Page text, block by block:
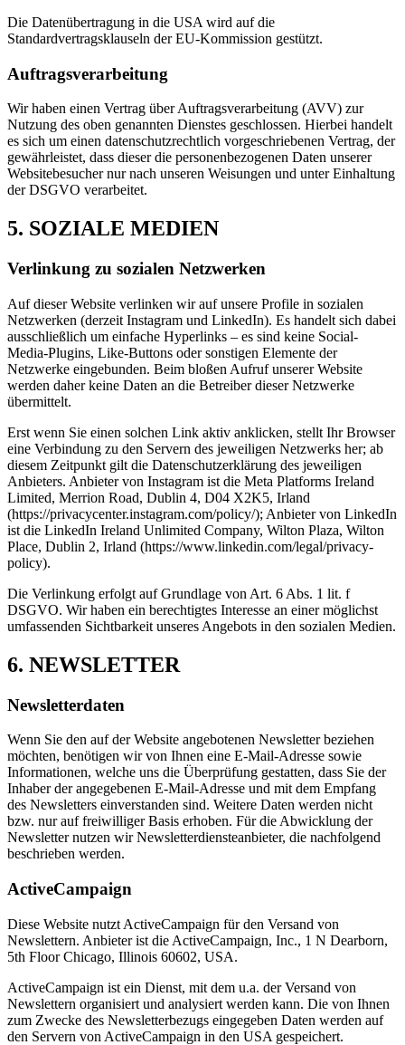
Die Datenübertragung in die USA wird auf die
Standardvertragsklauseln der EU-Kommission gestützt.
Auftragsverarbeitung
Wir haben einen Vertrag über Auftragsverarbeitung (AVV) zur
Nutzung des oben genannten Dienstes geschlossen. Hierbei handelt
es sich um einen datenschutzrechtlich vorgeschriebenen Vertrag, der
gewährleistet, dass dieser die personenbezogenen Daten unserer
Websitebesucher nur nach unseren Weisungen und unter Einhaltung
der DSGVO verarbeitet.
5. SOZIALE MEDIEN
Verlinkung zu sozialen Netzwerken
Auf dieser Website verlinken wir auf unsere Profile in sozialen
Netzwerken (derzeit Instagram und LinkedIn). Es handelt sich dabei
ausschließlich um einfache Hyperlinks – es sind keine Social-
Media-Plugins, Like-Buttons oder sonstigen Elemente der
Netzwerke eingebunden. Beim bloßen Aufruf unserer Website
werden daher keine Daten an die Betreiber dieser Netzwerke
übermittelt.
Erst wenn Sie einen solchen Link aktiv anklicken, stellt Ihr Browser
eine Verbindung zu den Servern des jeweiligen Netzwerks her; ab
diesem Zeitpunkt gilt die Datenschutzerklärung des jeweiligen
Anbieters. Anbieter von Instagram ist die Meta Platforms Ireland
Limited, Merrion Road, Dublin 4, D04 X2K5, Irland
(https://privacycenter.instagram.com/policy/); Anbieter von LinkedIn
ist die LinkedIn Ireland Unlimited Company, Wilton Plaza, Wilton
Place, Dublin 2, Irland (https://www.linkedin.com/legal/privacy-
policy).
Die Verlinkung erfolgt auf Grundlage von Art. 6 Abs. 1 lit. f
DSGVO. Wir haben ein berechtigtes Interesse an einer möglichst
umfassenden Sichtbarkeit unseres Angebots in den sozialen Medien.
6. NEWSLETTER
Newsletter­daten
Wenn Sie den auf der Website angebotenen Newsletter beziehen
möchten, benötigen wir von Ihnen eine E-Mail-Adresse sowie
Informationen, welche uns die Überprüfung gestatten, dass Sie der
Inhaber der angegebenen E-Mail-Adresse und mit dem Empfang
des Newsletters einverstanden sind. Weitere Daten werden nicht
bzw. nur auf freiwilliger Basis erhoben. Für die Abwicklung der
Newsletter nutzen wir Newsletterdiensteanbieter, die nachfolgend
beschrieben werden.
ActiveCampaign
Diese Website nutzt ActiveCampaign für den Versand von
Newslettern. Anbieter ist die ActiveCampaign, Inc., 1 N Dearborn,
5th Floor Chicago, Illinois 60602, USA.
ActiveCampaign ist ein Dienst, mit dem u.a. der Versand von
Newslettern organisiert und analysiert werden kann. Die von Ihnen
zum Zwecke des Newsletterbezugs eingegeben Daten werden auf
den Servern von ActiveCampaign in den USA gespeichert.